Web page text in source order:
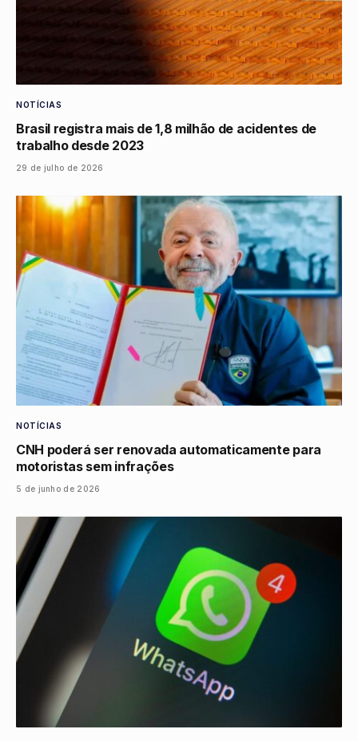
NOTÍCIAS
Brasil registra mais de 1,8 milhão de acidentes de
trabalho desde 2023
29 de julho de 2026
NOTÍCIAS
CNH poderá ser renovada automaticamente para
motoristas sem infrações
5 de junho de 2026